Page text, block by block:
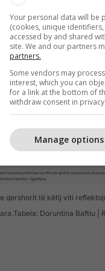
se pjesëmarrja
ka ndikuar
politike./
qershorit të këtij viti
Doruntina Baftiu |
Your personal data will be
(cookies, unique
accessed by and shared
site. We and our partners
partners.
Some vendors may
interest, which you can
for a link at the bottom of
withdraw consent in
Manage options